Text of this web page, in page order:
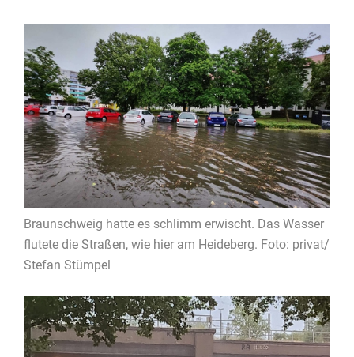
Braunschweig hatte es schlimm erwischt. Das Wasser
flutete die Straßen, wie hier am Heideberg. Foto: privat/
Stefan Stümpel